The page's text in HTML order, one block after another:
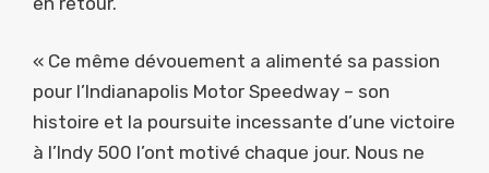
« Ce même dévouement a alimenté sa passion
pour l’Indianapolis Motor Speedway – son
histoire et la poursuite incessante d’une victoire
à l’Indy 500 l’ont motivé chaque jour. Nous ne